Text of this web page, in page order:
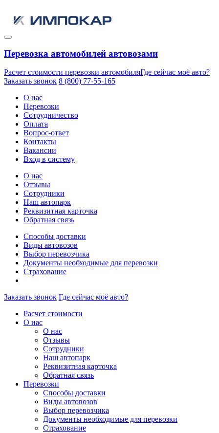
Перевозка автомобилей автовозами
Расчет стоимости перевозки автомобиляГде сейчас моё авто?
Заказать звонок 8 (800) 77-55-165
О нас
Перевозки
Сотрудничество
Оплата
Вопрос-ответ
Контакты
Вакансии
Вход в систему
О нас
Отзывы
Сотрудники
Наш автопарк
Реквизитная карточка
Обратная связь
Способы доставки
Виды автовозов
Выбор перевозчика
Документы необходимые для перевозки
Страхование
Заказать звонок Где сейчас моё авто?
Расчет стоимости
О нас
О нас
Отзывы
Сотрудники
Наш автопарк
Реквизитная карточка
Обратная связь
Перевозки
Способы доставки
Виды автовозов
Выбор перевозчика
Документы необходимые для перевозки
Страхование